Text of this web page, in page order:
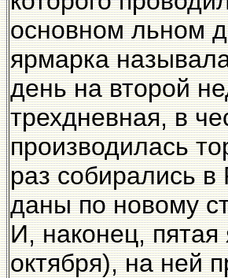
основном льном
ярмарка
день на второй
трехдневная, в
производилась
раз собирались
даны по новому
И, наконец,
октября), на ней